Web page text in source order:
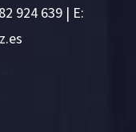
924 639 | E: